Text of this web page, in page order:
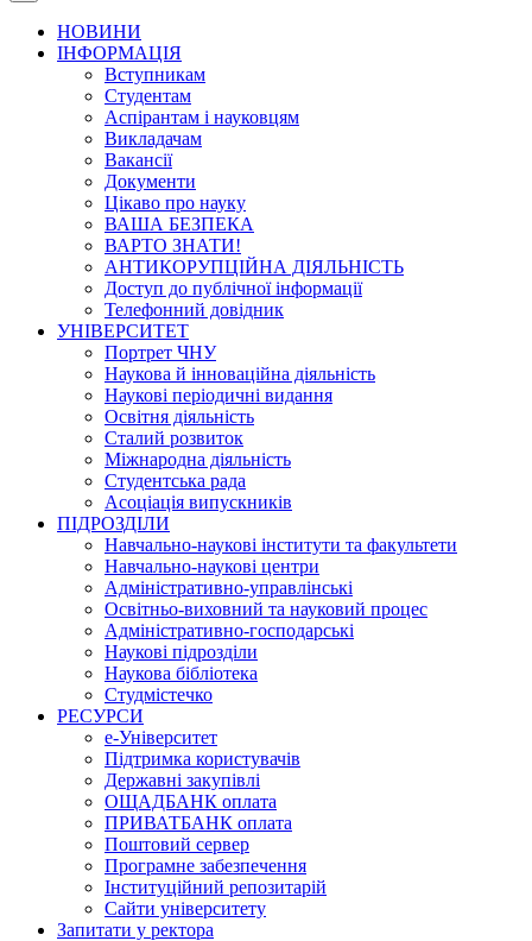
НОВИНИ
ІНФОРМАЦІЯ
Вступникам
Студентам
Аспірантам і науковцям
Викладачам
Вакансії
Документи
Цікаво про науку
ВАША БЕЗПЕКА
ВАРТО ЗНАТИ!
АНТИКОРУПЦІЙНА ДІЯЛЬНІСТЬ
Доступ до публічної інформації
Телефонний довідник
УНІВЕРСИТЕТ
Портрет ЧНУ
Наукова й інноваційна діяльність
Наукові періодичні видання
Освітня діяльність
Сталий розвиток
Міжнародна діяльність
Студентська рада
Асоціація випускників
ПІДРОЗДІЛИ
Навчально-наукові інститути та факультети
Навчально-наукові центри
Адміністративно-управлінські
Освітньо-виховний та науковий процес
Адміністративно-господарські
Наукові підрозділи
Наукова бібліотека
Студмістечко
РЕСУРСИ
е-Університет
Підтримка користувачів
Державні закупівлі
ОЩАДБАНК оплата
ПРИВАТБАНК оплата
Поштовий сервер
Програмне забезпечення
Інституційний репозитарій
Сайти університету
Запитати у ректора